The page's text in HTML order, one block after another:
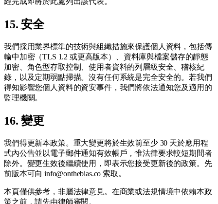
15. 安全
我們採用業界標準的技術與組織措施來保護個人資料，包括傳
輸中加密（TLS 1.2 或更高版本）、資料庫與檔案儲存的靜態
加密、角色型存取控制、使用者資料的列層級安全、稽核紀
錄，以及定期弱點掃描。沒有任何系統是完全安全的。若我們
得知影響您個人資料的資安事件，我們將依法通知您及適用的
監理機關。
16. 變更
我們得更新本政策。重大變更將於生效前至少 30 天於應用程
式內公告並以電子郵件通知有效帳戶，惟法律要求較短期間者
除外。變更生效後繼續使用，即表示您接受更新後的政策。先
前版本可向 info@onthebias.co 索取。
本頁僅供參考，非屬法律意見。在商業或法規情境中依賴本政
策之前，請先由律師審閱。